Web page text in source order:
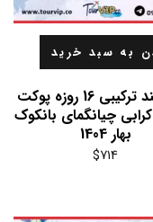
به سبد خرید
تور تایلند ترکیبی 16 روزه پوکت
چیانگمای بانکوک
بهار 1404
$714